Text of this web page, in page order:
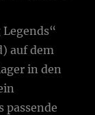
auf dem
in den
passende